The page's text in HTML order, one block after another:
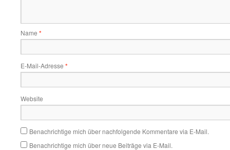
Name *
E-Mail-Adresse *
Website
Benachrichtige mich über nachfolgende Kommentare via E-Mail.
Benachrichtige mich über neue Beiträge via E-Mail.